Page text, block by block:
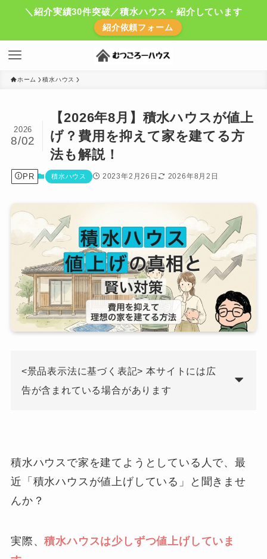
＼紹介実績30件突破／積水ハウス・紹介しています
紹介依頼フォーム
ホーム 積水ハウス
【2026年8月】積水ハウスが値上
げ？費用を抑えて家を建てる方
法も解説！
2026
8/02
PR 積水ハウス 2023年2月26日 2026年8月2日
<景品表示法に基づく表記> 本サイトには広
告が含まれている場合があります
積水ハウスで家を建てようとしている人で、最
近「積水ハウスが値上げしている」と聞きませ
んか？
実際、積水ハウスは少しずつ値上げしていま